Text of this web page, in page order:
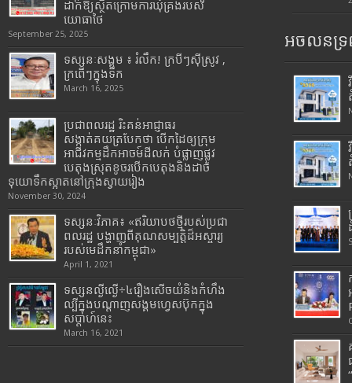
ដាក់ឱ្យស្ថិតក្រោមការឃុំគ្រងរបស់
យោធាថៃ
September 25, 2025
ទស្សនៈសង្គម ៖ រំលឹក! ក្របីៗស៊ីស្រូវ ,
ក្រពើៗក្នុងទឹក
March 16, 2025
ប្រជាពលរដ្ឋ រិះគន់អាជ្ញាធរ
សង្កាត់គយត្របែកថា បើកដៃឲ្យក្រុម
អាជីវកម្មដឹកអាចម៍ដីលក់ បំផ្លាញផ្លូវ
បេតុងស្រុតខូចរបើកបេតុងនិងដាច់
ទុយោទឹកស្អាតនៅក្រុងស្វាយរៀង
November 30, 2024
ទស្សនៈវិភាគ៖ «ឥរិយាបថថ្មីរបស់ប្រជា
ពលរដ្ឋ បង្ហាញពីគុណសម្បត្តិដ៏អស្ចារ្យ
របស់មេដឹកនាំកម្ពុជា»
April 1, 2021
ទស្សនល្ងីល្ងើ÷៤រឿងសើចយំនិងកំហឹង
ល្បីក្នុងបណ្តាញសង្គមហ្វេសប៊ុកក្នុង
សប្តាហ៍នេះ
March 16, 2021
អចលនទ្រ